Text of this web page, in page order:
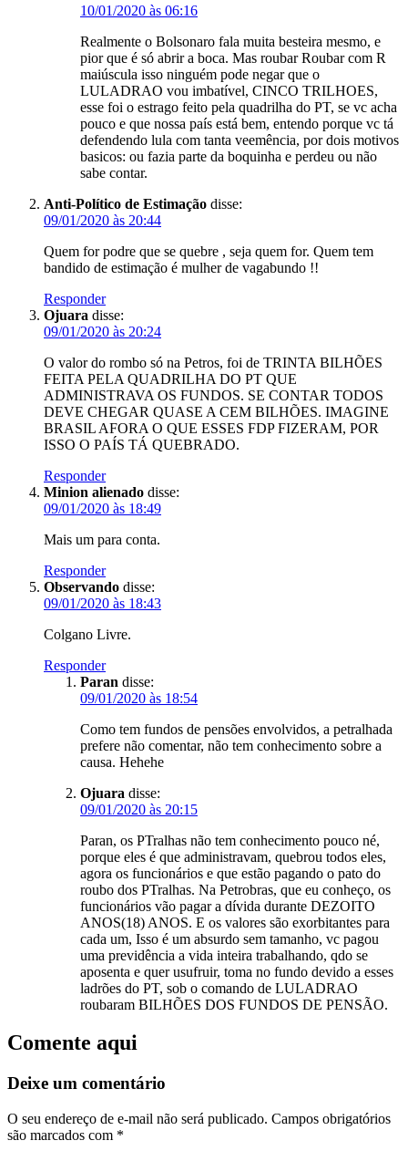
10/01/2020 às 06:16
Realmente o Bolsonaro fala muita besteira mesmo, e
pior que é só abrir a boca. Mas roubar Roubar com R
maiúscula isso ninguém pode negar que o
LULADRAO vou imbatível, CINCO TRILHOES,
esse foi o estrago feito pela quadrilha do PT, se vc acha
pouco e que nossa país está bem, entendo porque vc tá
defendendo lula com tanta veemência, por dois motivos
basicos: ou fazia parte da boquinha e perdeu ou não
sabe contar.
Anti-Político de Estimação disse:
09/01/2020 às 20:44
Quem for podre que se quebre , seja quem for. Quem tem
bandido de estimação é mulher de vagabundo !!
Responder
Ojuara disse:
09/01/2020 às 20:24
O valor do rombo só na Petros, foi de TRINTA BILHÕES
FEITA PELA QUADRILHA DO PT QUE
ADMINISTRAVA OS FUNDOS. SE CONTAR TODOS
DEVE CHEGAR QUASE A CEM BILHÕES. IMAGINE
BRASIL AFORA O QUE ESSES FDP FIZERAM, POR
ISSO O PAÍS TÁ QUEBRADO.
Responder
Minion alienado disse:
09/01/2020 às 18:49
Mais um para conta.
Responder
Observando disse:
09/01/2020 às 18:43
Colgano Livre.
Responder
Paran disse:
09/01/2020 às 18:54
Como tem fundos de pensões envolvidos, a petralhada
prefere não comentar, não tem conhecimento sobre a
causa. Hehehe
Ojuara disse:
09/01/2020 às 20:15
Paran, os PTralhas não tem conhecimento pouco né,
porque eles é que administravam, quebrou todos eles,
agora os funcionários e que estão pagando o pato do
roubo dos PTralhas. Na Petrobras, que eu conheço, os
funcionários vão pagar a dívida durante DEZOITO
ANOS(18) ANOS. E os valores são exorbitantes para
cada um, Isso é um absurdo sem tamanho, vc pagou
uma previdência a vida inteira trabalhando, qdo se
aposenta e quer usufruir, toma no fundo devido a esses
ladrões do PT, sob o comando de LULADRAO
roubaram BILHÕES DOS FUNDOS DE PENSÃO.
Comente aqui
Deixe um comentário
O seu endereço de e-mail não será publicado. Campos obrigatórios
são marcados com *